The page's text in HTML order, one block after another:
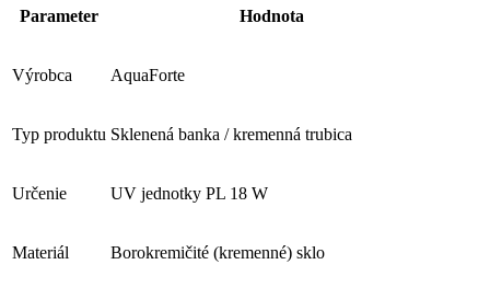
Parameter Hodnota
Výrobca AquaForte
Typ produktu Sklenená banka / kremenná trubica
Určenie UV jednotky PL 18 W
Materiál Borokremičité (kremenné) sklo